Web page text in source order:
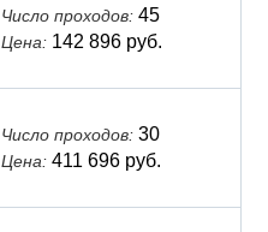
Число проходов: 45
Цена: 142 896 руб.
Число проходов: 30
Цена: 411 696 руб.